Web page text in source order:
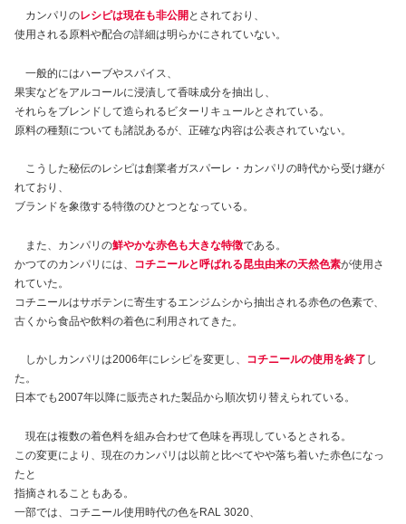
カンパリのレシピは現在も非公開 とされており、
使用される原料や配合の詳細は明らかにされていない。
一般的にはハーブやスパイス、
果実などをアルコールに浸漬して香味成分を抽出し、
それらをブレンドして造られるビターリキュールとされている。
原料の種類についても諸説あるが、正確な内容は公表されていない。
こうした秘伝のレシピは創業者ガスパーレ・カンパリの時代から受け継が
れており、
ブランドを象徴する特徴のひとつとなっている。
また、カンパリの鮮やかな赤色も大きな特徴である。
かつてのカンパリには、 コチニールと呼ばれる昆虫由来の天然色素が使用さ
れていた。
コチニールはサボテンに寄生するエンジムシから抽出される赤色の色素で、
古くから食品や飲料の着色に利用されてきた。
しかしカンパリは2006年にレシピを変更し、 コチニールの使用を終了 し
た。
日本でも2007年以降に販売された製品から順次切り替えられている。
現在は複数の着色料を組み合わせて色味を再現しているとされる。
この変更により、現在のカンパリは以前と比べてやや落ち着いた赤色になっ
たと
指摘されることもある。
一部では、コチニール使用時代の色をRAL 3020、